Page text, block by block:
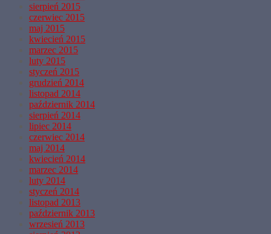
sierpień 2015
czerwiec 2015
maj 2015
kwiecień 2015
marzec 2015
luty 2015
styczeń 2015
grudzień 2014
listopad 2014
październik 2014
sierpień 2014
lipiec 2014
czerwiec 2014
maj 2014
kwiecień 2014
marzec 2014
luty 2014
styczeń 2014
listopad 2013
październik 2013
wrzesień 2013